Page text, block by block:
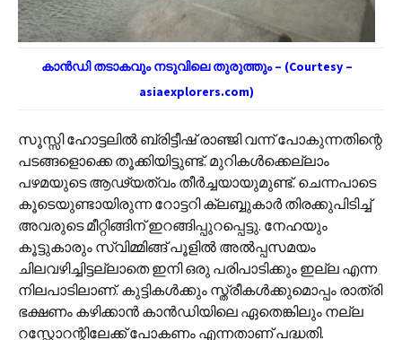
കാൻഡി തടാകവും നടുവിലെ തുരുത്തും – (Courtesy –
asiaexplorers.com)
സൂസ്സി ഹോട്ടലിൽ ബ്രിട്ടീഷ് രാഞ്ജി വന്ന് പോകുന്നതിന്റെ
പടങ്ങളൊക്കെ തൂക്കിയിട്ടുണ്ട്. മുറികൾക്കെല്ലാം
പഴമയുടെ ആഢ്യത്വം തീർച്ചയായുമുണ്ട്. ചെന്നപാടെ
കൂടെയുണ്ടായിരുന്ന റോട്ടറി ക്ലബ്ബുകാർ തിരക്കുപിടിച്ച്
അവരുടെ മീറ്റിങ്ങിന് ഇറങ്ങിപ്പുറപ്പെട്ടു. നേഹയും
കൂട്ടുകാരും സ്വിമ്മിങ്ങ് പൂളിൽ അൽ‌പ്പസമയം
ചിലവഴിച്ചിട്ടല്ലാതെ ഇനി ഒരു പരിപാടിക്കും ഇല്ല എന്ന
നിലപാടിലാണ്. കുട്ടികൾക്കും സ്ത്രീകൾക്കുമൊപ്പം രാത്രി
ഭക്ഷണം കഴിക്കാൻ കാൻഡിയിലെ ഏതെങ്കിലും നല്ല
റസ്റ്റോറന്റിലേക്ക് പോകണം എന്നതാണ് പദ്ധതി.